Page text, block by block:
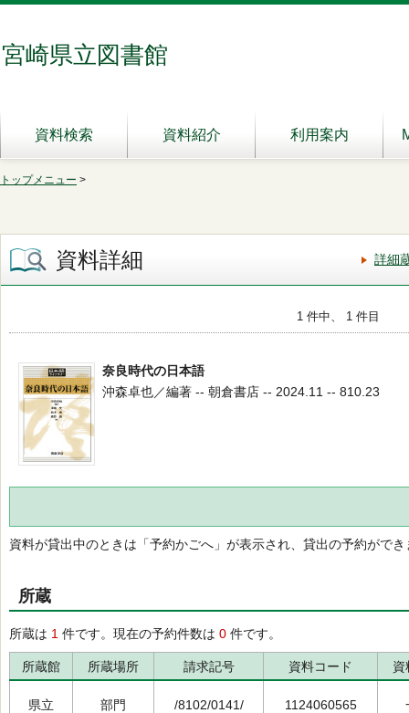
宮崎県立図書館
資料検索 資料紹介 利用案内
トップメニュー >
資料詳細 詳細
1 件中、 1 件目
奈良時代の日本語
沖森卓也／編著 -- 朝倉書店 -- 2024.11 -- 810.23
資料が貸出中のときは「予約かごへ」が表示され、貸出の予約ができ
所蔵
所蔵は 1 件です。現在の予約件数は 0 件です。
所蔵館 所蔵場所 請求記号 資料コード 資
県立 部門 /8102/0141/ 1124060565